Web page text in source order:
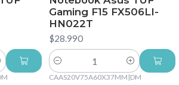
Gaming F15 FX506LI-
HN022T
$28.990
Cantidad
CAAS20V75A60X37MM |DM